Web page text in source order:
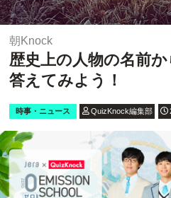
朝Knock
歴史上の人物の名前
答えてみよう！
時事・ニュース QuizKnock編集部